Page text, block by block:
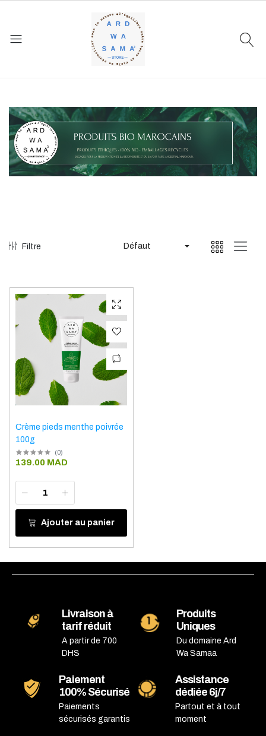
Filtre Défaut
Crème pieds menthe poivrée
100g
(0)
139.00 MAD
Ajouter au panier
Livraison à
tarif réduit
A partir de 700
DHS
Produits
Uniques
Du domaine Ard
Wa Samaa
Paiement
100% Sécurisé
Paiements
sécurisés garantis
Assistance
dédiée 6j/7
Partout et à tout
moment